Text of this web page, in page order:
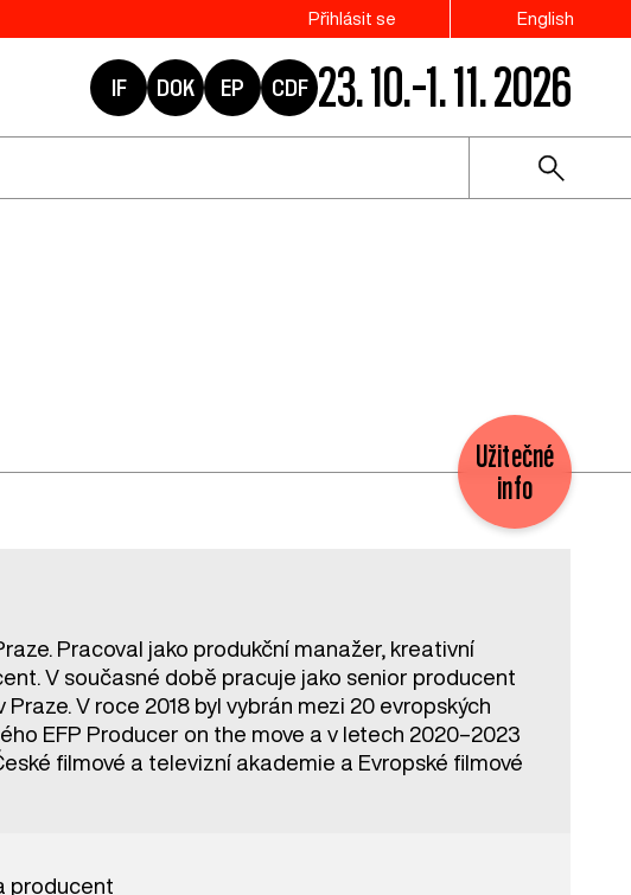
Přihlásit se English
IF DOK EP CDF 23. 10.–1. 11. 2026
Užitečné
info
Pracoval jako produkční manažer, kreativní
V současné době pracuje jako senior producent
V roce 2018 byl vybrán mezi 20 evropských
EFP Producer on the move a v letech 2020–2023
filmové a televizní akademie a Evropské filmové
producent